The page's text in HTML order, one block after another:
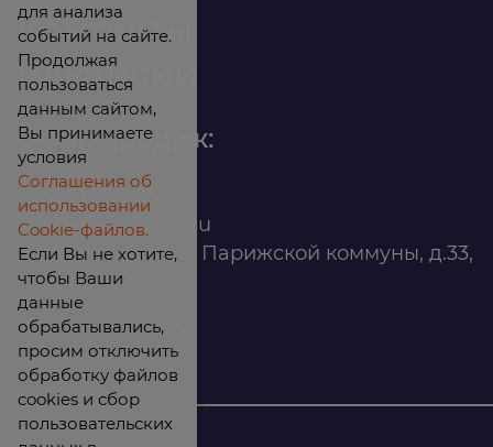
Контакты
Вакансии
Офис продаж:
infomarket@ilan.su
г. Красноярск, ул. Парижской коммуны, д.33,
помещ. 302
ИНН: 2465263327
для анализа
событий на сайте.
Продолжая
пользоваться
данным сайтом,
Вы принимаете
условия
Соглашения об
использовании
Cookie-файлов.
Если Вы не хотите,
чтобы Ваши
данные
обрабатывались,
просим отключить
обработку файлов
cookies и сбор
пользовательских